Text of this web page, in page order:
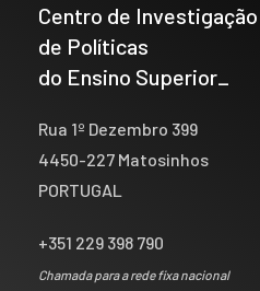
Centro de Investigação
de Políticas
do Ensino Superior_
Rua 1º Dezembro 399
4450-227 Matosinhos
PORTUGAL
+351 229 398 790
Chamada para a rede fixa nacional